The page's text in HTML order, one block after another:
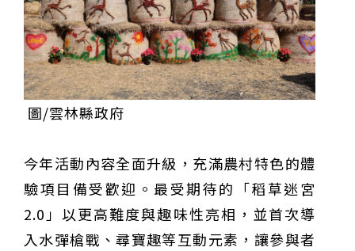
圖/雲林縣政府
今年活動內容全面升級，充滿農村特色的體
驗項目備受歡迎。最受期待的「稻草迷宮
2.0」以更高難度與趣味性亮相，並首次導
入水彈槍戰、尋寶趣等互動元素，讓參與者